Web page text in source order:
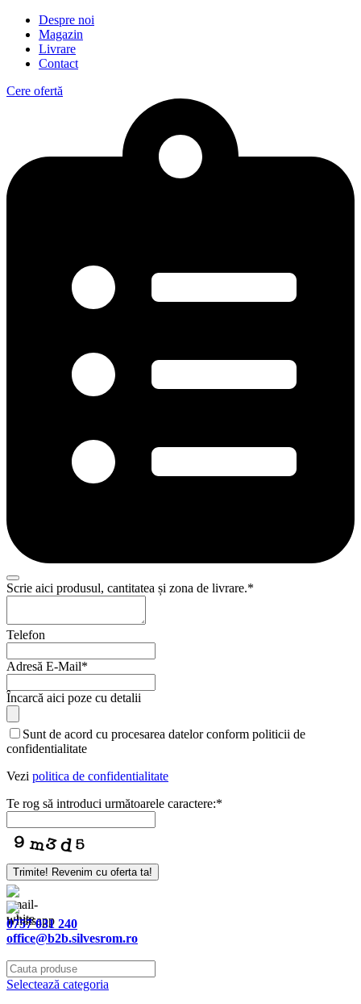
Despre noi
Magazin
Livrare
Contact
Cere ofertă
Your
Scrie aici produsul, cantitatea și zona de livrare.*
Telefon
Adresă E-Mail*
Încarcă aici poze cu detalii
Sunt de acord cu procesarea datelor conform politicii de
confidentialitate
Vezi politica de confidentialitate
Te rog să introduci următoarele caractere:*
Trimite! Revenim cu oferta ta!
0757 031 240
office@b2b.silvesrom.ro
Selectează categoria